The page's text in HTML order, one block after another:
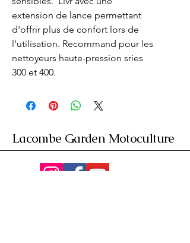
extension de lance permettant
d'offrir plus de confort lors de
l'utilisation. Recommand pour les
nettoyeurs haute-pression sries
300 et 400.
Lacombe Garden Motoculture